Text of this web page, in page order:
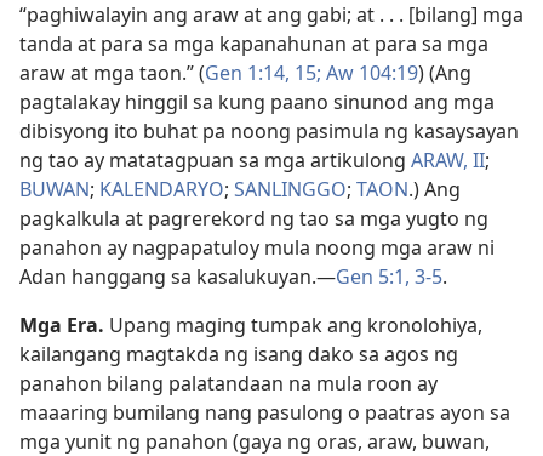
“paghiwalayin ang araw at ang gabi; at . . . [bilang] mga
tanda at para sa mga kapanahunan at para sa mga
araw at mga taon.” (Gen 1:14, 15; Aw 104:19) (Ang
pagtalakay hinggil sa kung paano sinunod ang mga
dibisyong ito buhat pa noong pasimula ng kasaysayan
ng tao ay matatagpuan sa mga artikulong ARAW, II;
BUWAN; KALENDARYO; SANLINGGO; TAON.) Ang
pagkalkula at pagrerekord ng tao sa mga yugto ng
panahon ay nagpapatuloy mula noong mga araw ni
Adan hanggang sa kasalukuyan.​—Gen 5:1, 3-5.
Mga Era. Upang maging tumpak ang kronolohiya,
kailangang magtakda ng isang dako sa agos ng
panahon bilang palatandaan na mula roon ay
maaaring bumilang nang pasulong o paatras ayon sa
mga yunit ng panahon (gaya ng oras, araw, buwan,